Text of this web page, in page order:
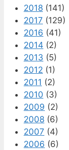
2018 (141)
2017 (129)
2016 (41)
2014 (2)
2013 (5)
2012 (1)
2011 (2)
2010 (3)
2009 (2)
2008 (6)
2007 (4)
2006 (6)